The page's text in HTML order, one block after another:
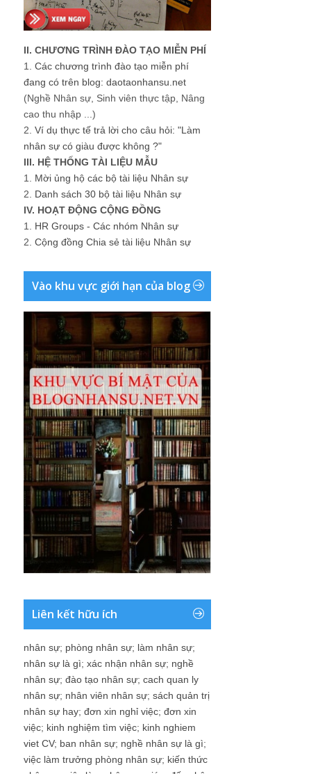
II. CHƯƠNG TRÌNH ĐÀO TẠO MIỄN PHÍ
1. Các chương trình đào tạo miễn phí
đang có trên blog: daotaonhansu.net
(Nghề Nhân sự, Sinh viên thực tập, Nâng
cao thu nhập ...)
2. Ví dụ thực tế trả lời cho câu hỏi: "Làm
nhân sự có giàu được không ?"
III. HỆ THỐNG TÀI LIỆU MẪU
1. Mời ủng hộ các bộ tài liệu Nhân sự
2. Danh sách 30 bộ tài liệu Nhân sự
IV. HOẠT ĐỘNG CỘNG ĐỒNG
1. HR Groups - Các nhóm Nhân sự
2. Cộng đồng Chia sẻ tài liệu Nhân sự
Vào khu vực giới hạn của blog
Liên kết hữu ích
nhân sự; phòng nhân sự; làm nhân sự;
nhân sự là gì; xác nhận nhân sự; nghề
nhân sự; đào tạo nhân sự; cach quan ly
nhân sự; nhân viên nhân sự; sách quản trị
nhân sự hay; đơn xin nghỉ việc; đơn xin
việc; kinh nghiệm tìm việc; kinh nghiem
viet CV; ban nhân sự; nghề nhân sự là gì;
việc làm trưởng phòng nhân sự; kiến thức